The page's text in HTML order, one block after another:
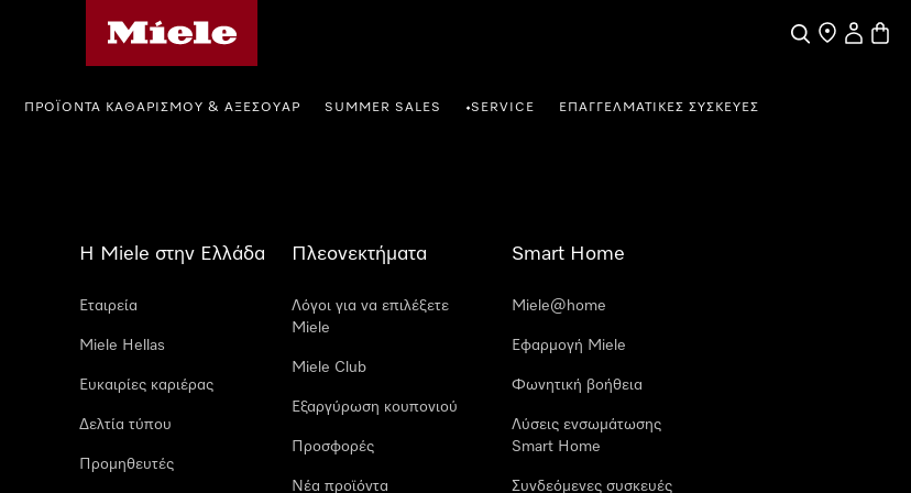
Αναζήτηση
Εύρεση
Ο
ΠΡΟΪΌΝΤΑ ΚΑΘΑΡΙΣΜΟΎ & ΑΞΕΣΟΥΆΡ SUMMER SALES •SERVICE ΕΠΑΓΓΕΛΜΑΤΙΚΈΣ ΣΥΣΚΕΥΈΣ
Η Miele στην Ελλάδα
Εταιρεία
Miele Hellas
Ευκαιρίες καριέρας
Δελτία τύπου
Προμηθευτές
Πλεονεκτήματα
Λόγοι για να επιλέξετε
Miele
Miele Club
Εξαργύρωση κουπονιού
Προσφορές
Νέα προϊόντα
Smart Home
Miele@home
Εφαρμογή Miele
Φωνητική βοήθεια
Λύσεις ενσωμάτωσης
Smart Home
Συνδεόμενες συσκευές